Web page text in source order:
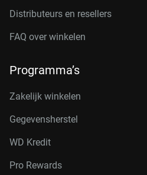
Distributeurs en resellers
FAQ over winkelen
Programma’s
Zakelijk winkelen
Gegevensherstel
WD Kredit
Pro Rewards